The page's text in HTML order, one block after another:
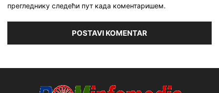
прегледнику следећи пут када коментаришем.